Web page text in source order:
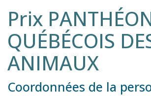
Prix
QUÉBÉCOIS
ANIMAUX
Coordonnées de la